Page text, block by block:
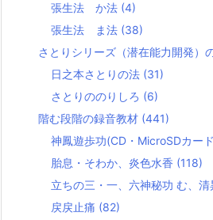
張生法 か法 (4)
張生法 ま法 (38)
さとりシリーズ（潜在能力開発）
日之本さとりの法 (31)
さとりののりしろ (6)
階む段階の録音教材 (441)
神鳳遊歩功(CD・MicroSDカー
胎息・そわか、炎色水香 (118)
立ちの三・一、六神秘功 む、清
戻戻止痛 (82)